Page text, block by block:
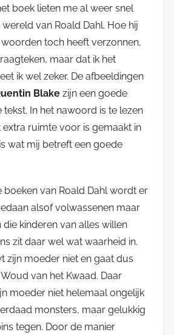
boek lieten me al weer snel
van Roald Dahl. Hoe hij
toch heeft verzonnen,
maar dat ik het
ik wel zeker. De afbeeldingen
Blake zijn een goede
In het nawoord is te lezen
ruimte voor is gemaakt in
wat mij betreft een goede
boeken van Roald Dahl wordt er
alsof volwassenen maar
die kinderen van alles willen
zit daar wel wat waarheid in.
zijn moeder niet en gaat dus
van het Kwaad. Daar
moeder niet helemaal ongelijk
monsters, maar gelukkig
tegen. Door de manier